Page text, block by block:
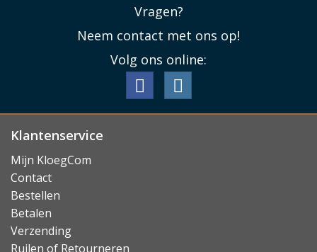
Vragen?
Neem contact met ons op!
Volg ons online:
Klantenservice
Mijn KloegCom
Contact
Bestellen
Betalen
Verzending
Ruilen of Retourneren